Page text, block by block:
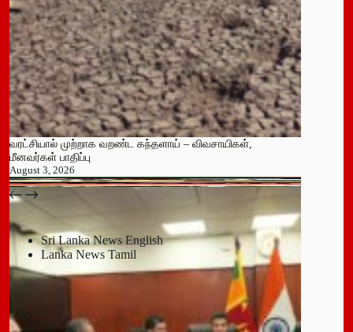
வரட்சியால் முற்றாக வறண்ட கந்தளாய் – விவசாயிகள்,
மீனவர்கள் பாதிப்பு
August 3, 2026
பதுளை மாநகர சபையின் NPP உறுப்பினர் திடீர் ராஜினாமா!
July 14, 2026
Sri Lanka News English
Lanka News Tamil